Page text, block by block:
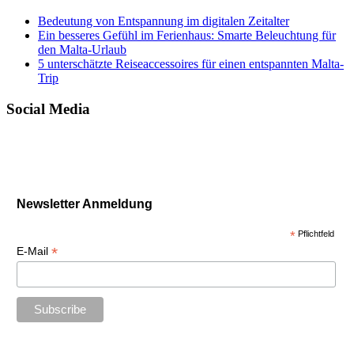
Bedeutung von Entspannung im digitalen Zeitalter
Ein besseres Gefühl im Ferienhaus: Smarte Beleuchtung für
den Malta-Urlaub
5 unterschätzte Reiseaccessoires für einen entspannten Malta-
Trip
Social Media
Newsletter Anmeldung
* Pflichtfeld
E-Mail *